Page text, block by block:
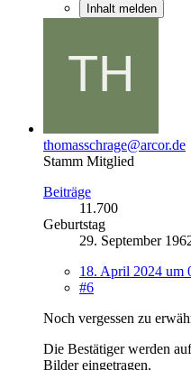
Inhalt melden
thomasschrage@arcor.de
Stamm Mitglied
Beiträge
11.700
Geburtstag
29. September
18. April 2024 um
#6
Noch vergessen zu
Die Bestätiger werden
Bilder eingetragen.